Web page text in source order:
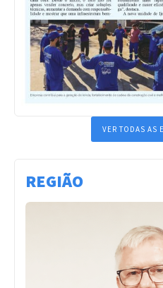
VER TODAS AS
REGIÃO